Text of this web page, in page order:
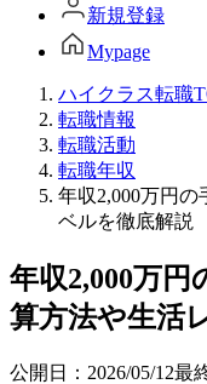
新規登録
Mypage
ハイクラス転職
転職情報
転職活動
転職年収
年収2,000万円
ベルを徹底解説
年収2,000万
算方法や生活
公開日： 2026/05/12最